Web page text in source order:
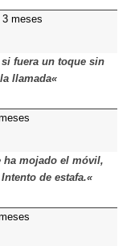
meses
fuera un toque sin
llamada«
ha mojado el móvil,
de estafa.«